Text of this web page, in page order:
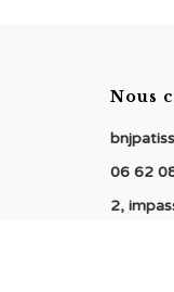
Nous
06 62
2,